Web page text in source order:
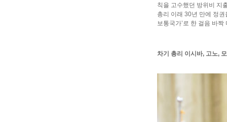
칙을 고수했던 방위비 지
총리 이래 30년 만에 정권
보통국가’로 한 걸음 바
차기 총리 이시바, 고노,